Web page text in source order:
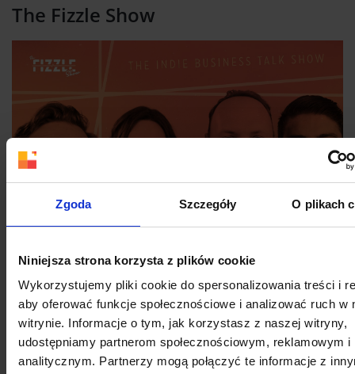
Zgoda Szczegóły O plikach
Niniejsza strona korzysta z plików cookie
Wykorzystujemy pliki cookie do spersonalizowania treści i
aby oferować funkcje społecznościowe i analizować ruch w
witrynie. Informacje o tym, jak korzystasz z naszej witryny,
udostępniamy partnerom społecznościowym, reklamowym i
analitycznym. Partnerzy mogą połączyć te informacje z
The Fizzle Show
Hashtagi, jakpokazywaliśmy ostatnio
być kluczowe dla obecności w serwisie. Ale czy to
znaczy, że sam serwis przestał być opłacalną
platformą dla reklamodawców, zwłaszcza jeśli
chodzi o małe firmy? „Używaj Twittera jak